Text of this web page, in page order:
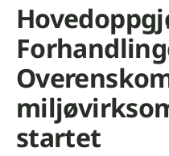
startet